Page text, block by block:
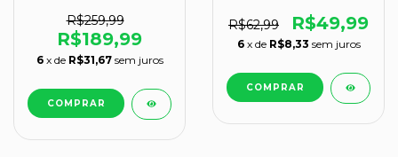
B
R$259,99
R$189,99
6 x de R$31,67 sem juros
R$62,99
R$49,99
6 x de R$8,33 sem juros